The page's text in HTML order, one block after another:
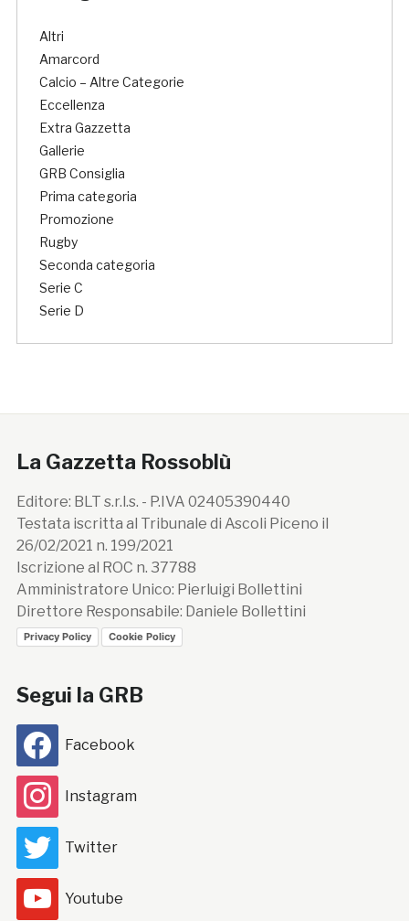
Altri
Amarcord
Calcio – Altre Categorie
Eccellenza
Extra Gazzetta
Gallerie
GRB Consiglia
Prima categoria
Promozione
Rugby
Seconda categoria
Serie C
Serie D
La Gazzetta Rossoblù
Editore: BLT s.r.l.s. - P.IVA 02405390440
Testata iscritta al Tribunale di Ascoli Piceno il
26/02/2021 n. 199/2021
Iscrizione al ROC n. 37788
Amministratore Unico: Pierluigi Bollettini
Direttore Responsabile: Daniele Bollettini
Privacy Policy Cookie Policy
Segui la GRB
Facebook
Instagram
Twitter
Youtube